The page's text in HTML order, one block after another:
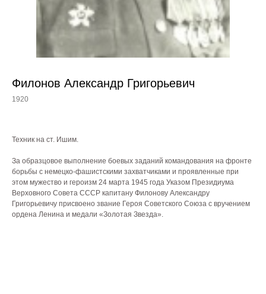
Филонов Александр Григорьевич
1920
Техник на ст. Ишим.
За образцовое выполнение боевых заданий командования на фронте
борьбы с немецко-фашистскими захватчиками и проявленные при
этом мужество и героизм 24 марта 1945 года Указом Президиума
Верховного Совета СССР капитану Филонову Александру
Григорьевичу присвоено звание Героя Советского Союза с вручением
ордена Ленина и медали «Золотая Звезда».